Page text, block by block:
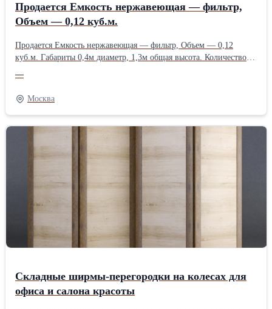
Продается Емкость нержавеющая — фильтр,
Объем — 0,12 куб.м.
Продается Емкость нержавеющая — фильтр, Объем — 0,12
куб.м. Габариты 0,4м диаметр, 1,3м общая высота. Количество
оборудования с описанием и фото на сайте (0)
—
Москва
Складные ширмы-перегородки на колесах для
офиса и салона красоты